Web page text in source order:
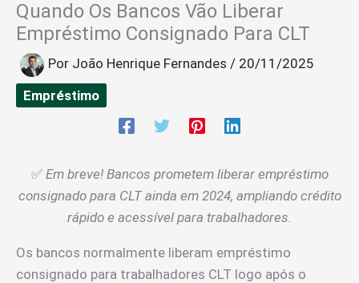
Quando Os Bancos Vão Liberar
Empréstimo Consignado Para CLT
Por João Henrique Fernandes / 20/11/2025
Empréstimo
✅ Em breve! Bancos prometem liberar empréstimo
consignado para CLT ainda em 2024, ampliando crédito
rápido e acessível para trabalhadores.
Os bancos normalmente liberam empréstimo
consignado para trabalhadores CLT logo após o